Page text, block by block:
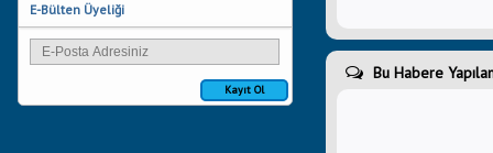
E-Bülten Üyeliği
Kayıt Ol
Bu Habere